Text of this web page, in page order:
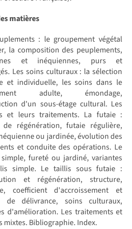
matières
: le groupement végétal
la composition des peuplements,
et inéquiennes, purs et
Les soins culturaux : la sélection
et individuelle, les soins dans le
adulte, émondage,
d'un sous-étage cultural. Les
et leurs traitements. La futaie :
de régénération, futaie régulière,
ou jardinée, évolution des
et conduite des opérations. Le
fureté ou jardiné, variantes
simple. Le taillis sous futaie :
et régénération, structure,
coefficient d'accroissement et
de délivrance, soins culturaux,
d'amélioration. Les traitements et
mixtes. Bibliographie. Index.